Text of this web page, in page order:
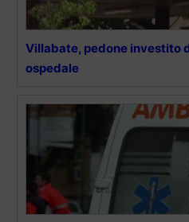
Villabate, pedone investito
ospedale